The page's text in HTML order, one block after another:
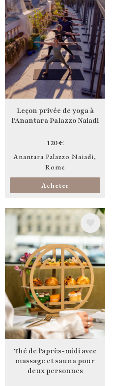
Leçon privée de yoga à
l'Anantara Palazzo Naiadi
120 €
Anantara Palazzo Naiadi
Rome
Acheter
Image
Thé de l'après-midi avec
massage et sauna pour
deux personnes